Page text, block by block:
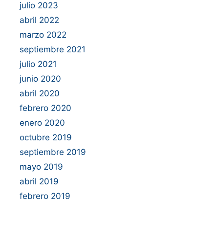
julio 2023
abril 2022
marzo 2022
septiembre 2021
julio 2021
junio 2020
abril 2020
febrero 2020
enero 2020
octubre 2019
septiembre 2019
mayo 2019
abril 2019
febrero 2019